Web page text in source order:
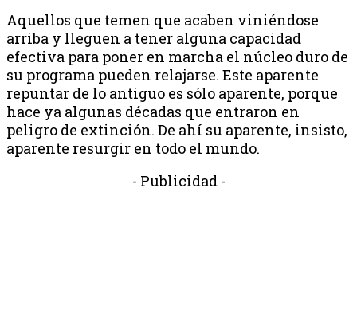
Aquellos que temen que acaben viniéndose
arriba y lleguen a tener alguna capacidad
efectiva para poner en marcha el núcleo duro de
su programa pueden relajarse. Este aparente
repuntar de lo antiguo es sólo aparente, porque
hace ya algunas décadas que entraron en
peligro de extinción. De ahí su aparente, insisto,
aparente resurgir en todo el mundo.
- Publicidad -